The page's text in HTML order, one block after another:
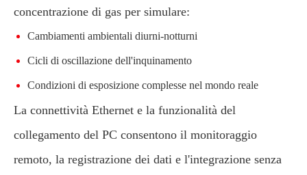
concentrazione di gas per simulare:
Cambiamenti ambientali diurni-notturni
Cicli di oscillazione dell'inquinamento
Condizioni di esposizione complesse nel mondo reale
La connettività Ethernet e la funzionalità del
collegamento del PC consentono il monitoraggio
remoto, la registrazione dei dati e l'integrazione senza